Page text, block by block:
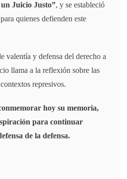
Juicio Justo”, y se estableció
para quienes defienden este
valentía y defensa del derecho a
llama a la reflexión sobre las
represivos.
hoy su memoria,
para continuar
de la defensa.